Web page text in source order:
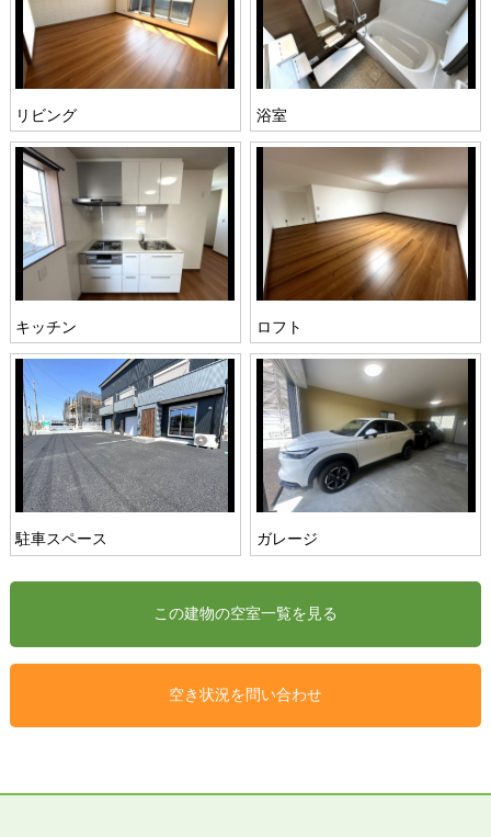
リビング 浴室
キッチン ロフト
駐車スペース ガレージ
空き状況を問い合わせ